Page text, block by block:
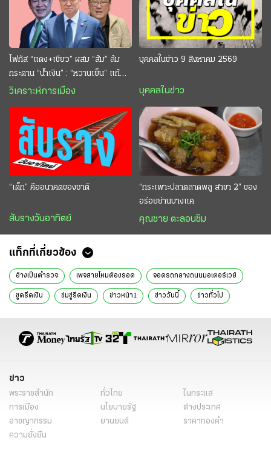
โฟกัส “แดง+เขียว” ผสม “ส้ม” ล้ม
กระดาน “นํ้าเงิน” : “หวานเย็น” แก้
กระหาย “อนุทิน” ดักตีกินสบาย
วิเคราะห์การเมือง
บุคคลในข่าว 9 สิงหาคม 2569
บุคคลในข่าว
“เด็ก” คืออนาคตของชาติ
สับรางวันอาทิตย์
“กระเพาะปลาตลาดพลู สาขา 2” ของ
อร่อยย่านบางแค
คุณชาย ตะลอนชิม
แท็กที่เกี่ยวข้อง
อ้างเป็นตำรวจ เพจสายไหมต้องรอด จอดรถกลางถนนมอเตอร์เวย์
ขูดรีดเงิน ข่มขู่รีดเงิน ข่าวหน้า1 ข่าววันนี้ ข่าวทั่วไป
ข่าว
พระราชสำนัก ทั่วไทย
ในกระแส
การเมือง
นโยบายรัฐ
ต่างประเทศ
อาชญากรรม
ยานยนต์
ราคาทองคำ
ความยั่งยืน